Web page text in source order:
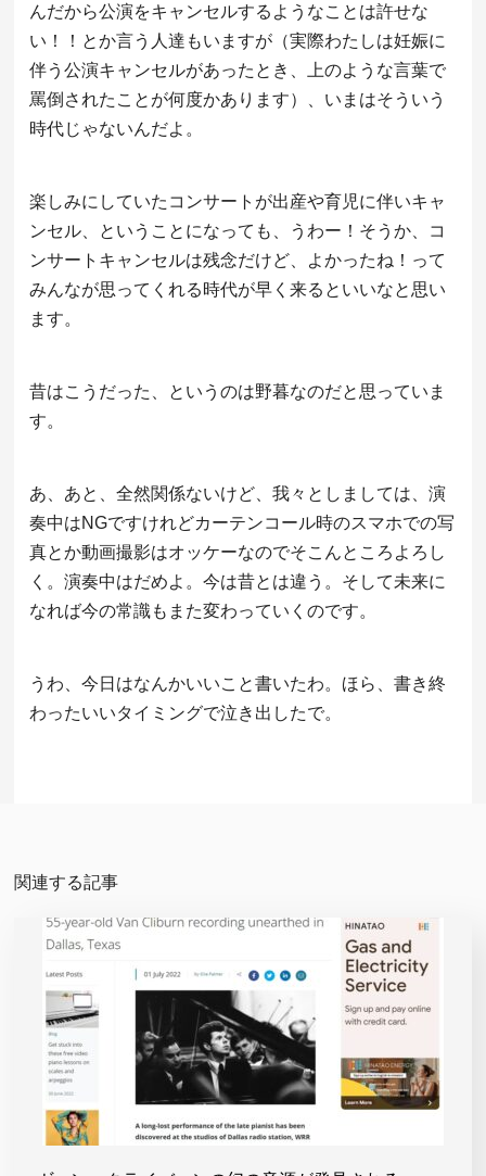
んだから公演をキャンセルするようなことは許せな
い！！とか言う人達もいますが（実際わたしは妊娠に
伴う公演キャンセルがあったとき、上のような言葉で
罵倒されたことが何度かあります）、いまはそういう
時代じゃないんだよ。
楽しみにしていたコンサートが出産や育児に伴いキャ
ンセル、ということになっても、うわー！そうか、コ
ンサートキャンセルは残念だけど、よかったね！って
みんなが思ってくれる時代が早く来るといいなと思い
ます。
昔はこうだった、というのは野暮なのだと思っていま
す。
あ、あと、全然関係ないけど、我々としましては、演
奏中はNGですけれどカーテンコール時のスマホでの写
真とか動画撮影はオッケーなのでそこんところよろし
く。演奏中はだめよ。今は昔とは違う。そして未来に
なれば今の常識もまた変わっていくのです。
うわ、今日はなんかいいこと書いたわ。ほら、書き終
わったいいタイミングで泣き出したで。
関連する記事